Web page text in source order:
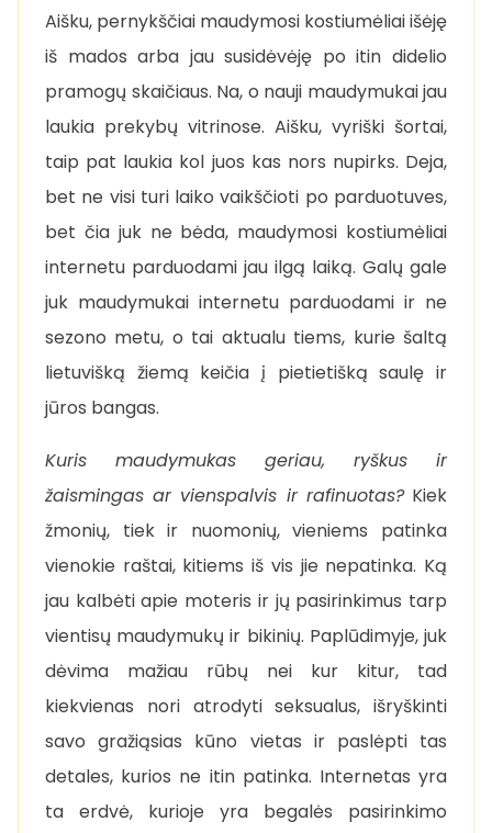
Aišku, pernykščiai maudymosi kostiumėliai išėję
iš mados arba jau susidėvėję po itin didelio
pramogų skaičiaus. Na, o nauji maudymukai jau
laukia prekybų vitrinose. Aišku, vyriški šortai,
taip pat laukia kol juos kas nors nupirks. Deja,
bet ne visi turi laiko vaikščioti po parduotuves,
bet čia juk ne bėda, maudymosi kostiumėliai
internetu parduodami jau ilgą laiką. Galų gale
juk maudymukai internetu parduodami ir ne
sezono metu, o tai aktualu tiems, kurie šaltą
lietuvišką žiemą keičia į pietietišką saulę ir
jūros bangas.
Kuris maudymukas geriau, ryškus ir
žaismingas ar vienspalvis ir rafinuotas?Kiek
žmonių, tiek ir nuomonių, vieniems patinka
vienokie raštai, kitiems iš vis jie nepatinka. Ką
jau kalbėti apie moteris ir jų pasirinkimus tarp
vientisų maudymukų ir bikinių. Paplūdimyje, juk
dėvima mažiau rūbų nei kur kitur, tad
kiekvienas nori atrodyti seksualus, išryškinti
savo gražiąsias kūno vietas ir paslėpti tas
detales, kurios ne itin patinka. Internetas yra
ta erdvė, kurioje yra begalės pasirinkimo